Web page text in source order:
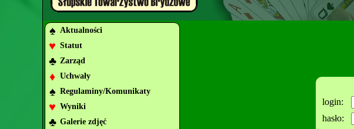
♠ Aktualności
♥ Statut
♣ Zarząd
♦ Uchwały
♠ Regulaminy/Komunikaty
♥ Wyniki
♣ Galerie zdjęć
login:
hasło: